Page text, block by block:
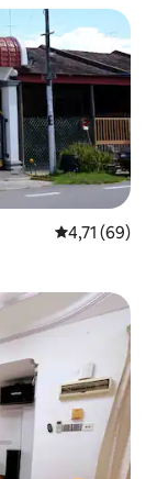
Évaluation
4,71 (69)